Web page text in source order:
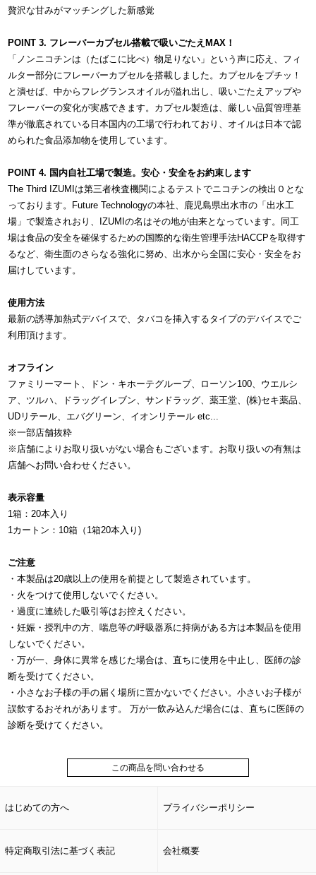
贅沢な甘みがマッチングした新感覚
POINT 3. フレーバーカプセル搭載で吸いごたえMAX！
「ノンニコチンは（たばこに比べ）物足りない」という声に応え、フィ
ルター部分にフレーバーカプセルを搭載しました。カプセルをプチッ！
と潰せば、中からフレグランスオイルが溢れ出し、吸いごたえアップや
フレーバーの変化が実感できます。カプセル製造は、厳しい品質管理基
準が徹底されている日本国内の工場で行われており、オイルは日本で認
められた食品添加物を使用しています。
POINT 4. 国内自社工場で製造。安心・安全をお約束します
The Third IZUMIは第三者検査機関によるテストでニコチンの検出０とな
っております。Future Technologyの本社、鹿児島県出水市の「出水工
場」で製造されおり、IZUMIの名はその地が由来となっています。同工
場は食品の安全を確保するための国際的な衛生管理手法HACCPを取得す
るなど、衛生面のさらなる強化に努め、出水から全国に安心・安全をお
届けしています。
使用方法
最新の誘導加熱式デバイスで、タバコを挿入するタイプのデバイスでご
利用頂けます。
オフライン
ファミリーマート、ドン・キホーテグループ、ローソン100、ウエルシ
ア、ツルハ、ドラッグイレブン、サンドラッグ、薬王堂、(株)セキ薬品、
UDリテール、エバグリーン、イオンリテール etc...
※一部店舗抜粋
※店舗によりお取り扱いがない場合もございます。お取り扱いの有無は
店舗へお問い合わせください。
表示容量
1箱：20本入り
1カートン：10箱（1箱20本入り)
ご注意
・本製品は20歳以上の使用を前提として製造されています。
・火をつけて使用しないでください。
・過度に連続した吸引等はお控えください。
・妊娠・授乳中の方、喘息等の呼吸器系に持病がある方は本製品を使用
しないでください。
・万が一、身体に異常を感じた場合は、直ちに使用を中止し、医師の診
断を受けてください。
・小さなお子様の手の届く場所に置かないでください。小さいお子様が
誤飲するおそれがあります。 万が一飲み込んだ場合には、直ちに医師の
診断を受けてください。
この商品を問い合わせる
はじめての方へ プライバシーポリシー
特定商取引法に基づく表記 会社概要